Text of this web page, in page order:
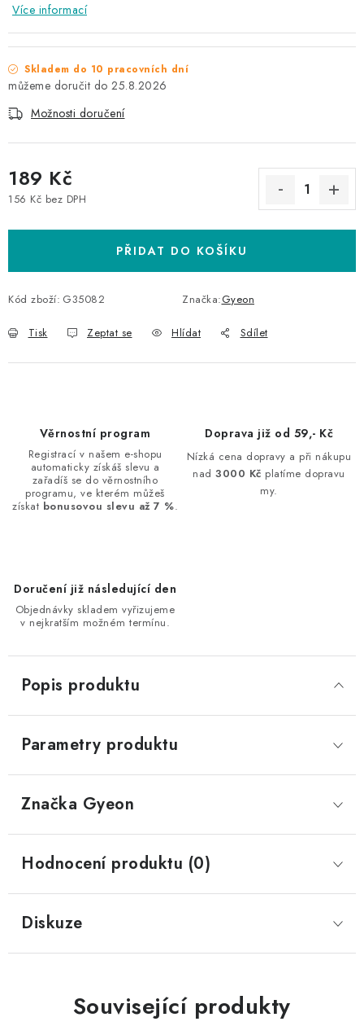
Věrnostní program
Podmínky ochrany osobních údajů
Mapa serveru
Více informací
Skladem do 10 pracovních dní
25.8.2026
Možnosti doručení
189 Kč
156 Kč bez DPH
PŘIDAT DO KOŠÍKU
Kód zboží: G35082 Značka:Gyeon
Tisk Zeptat se Hlídat Sdílet
Věrnostní program
Registrací v našem e-shopu
automaticky získáš slevu a
zařadíš se do věrnostního
programu, ve kterém můžeš
získat bonusovou slevu až 7 %.
Doprava již od 59,- Kč
Nízká cena dopravy a při nákupu
nad3000 Kč platíme dopravu
my.
Doručení již následující den
Objednávky skladem vyřizujeme
v nejkratším možném termínu.
Popis produktu
Parametry produktu
Značka Gyeon
Hodnocení produktu (0)
Diskuze
Související produkty